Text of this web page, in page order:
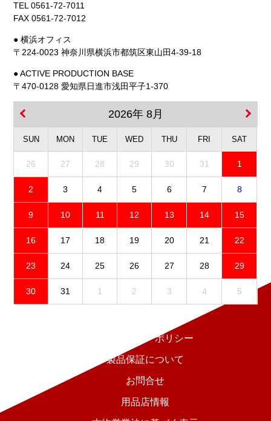
TEL 0561-72-7011
FAX 0561-72-7012
● 横浜オフィス
〒224-0023 神奈川県横浜市都筑区東山田4-39-18
● ACTIVE PRODUCTION BASE
〒470-0128 愛知県日進市浅田平子1-370
2026年 8月
SUN MON TUE WED THU FRI SAT
26 27 28 29 30 31 1
2 3 4 5 6 7 8
9 10 11 12 13 14 15
16 17 18 19 20 21 22
23 24 25 26 27 28 29
30 31 1 2 3 4 5
プライバシーポリシー
製品保証について
お問合せ
用品店情報